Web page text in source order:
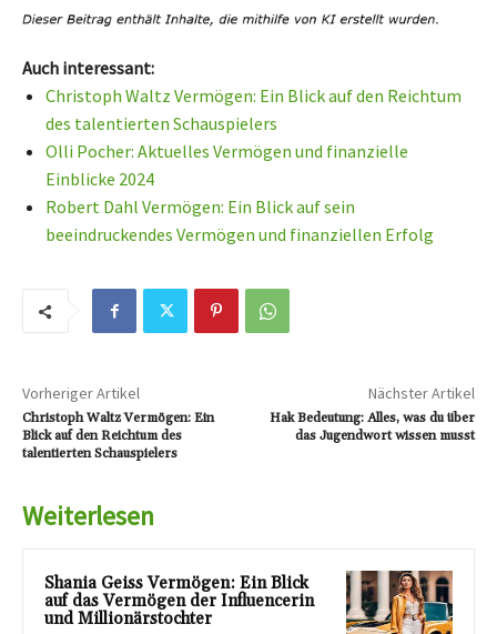
Auch interessant:
Christoph Waltz Vermögen: Ein Blick auf den Reichtum
des talentierten Schauspielers
Olli Pocher: Aktuelles Vermögen und finanzielle
Einblicke 2024
Robert Dahl Vermögen: Ein Blick auf sein
beeindruckendes Vermögen und finanziellen Erfolg
Vorheriger Artikel
Christoph Waltz Vermögen: Ein
Blick auf den Reichtum des
talentierten Schauspielers
Nächster Artikel
Hak Bedeutung: Alles, was du über
das Jugendwort wissen musst
Weiterlesen
Shania Geiss Vermögen: Ein Blick
auf das Vermögen der Influencerin
und Millionärstochter